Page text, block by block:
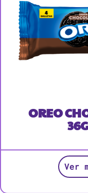
OREO
Ver